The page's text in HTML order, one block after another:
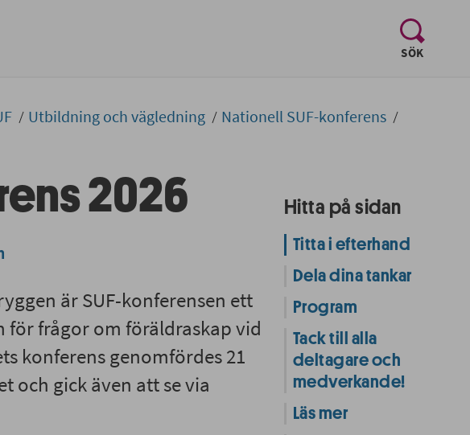
SÖK
, visa
Utbildning och vägledning
Nationell SUF-konferens
2026
är SUF-konferensen ett
frågor om föräldraskap vid
konferens genomfördes 21
och gick även att se via
Hitta på sidan
Titta i efterhand
Dela dina tankar
Program
Tack till alla
deltagare och
medverkande!
Läs mer